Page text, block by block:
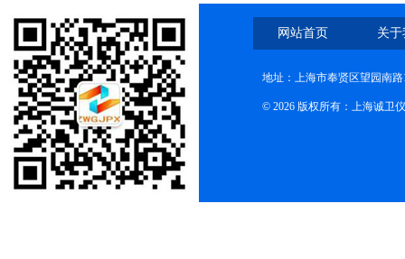
网站首页 关
地址：上海市奉贤区望园南路
© 2026 版权所有：上海诚卫